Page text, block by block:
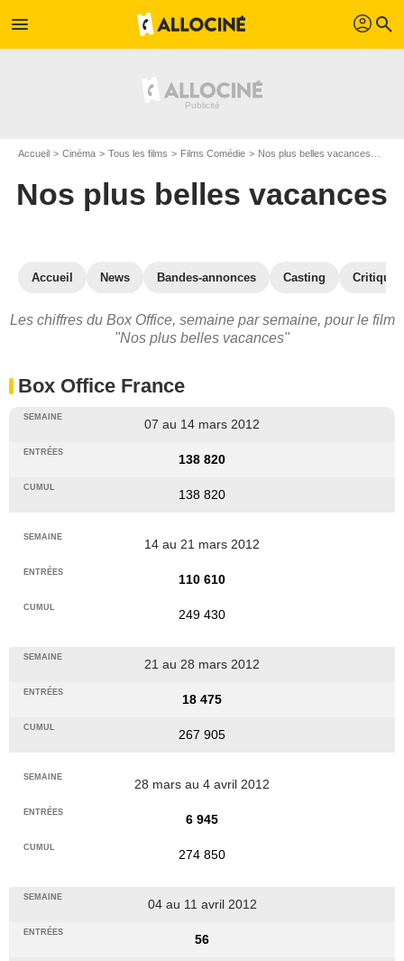
menu profil search
Accueil Cinéma Tous les films Films Comédie Nos plus belles vacances
Nos plus belles vacances
Accueil News Bandes-annonces Casting
Les chiffres du Box Office, semaine par semaine, pour le film
"Nos plus belles vacances"
Box Office France
07 au 14 mars 2012
138 820
138 820
14 au 21 mars 2012
110 610
249 430
21 au 28 mars 2012
18 475
267 905
28 mars au 4 avril 2012
6 945
274 850
04 au 11 avril 2012
56